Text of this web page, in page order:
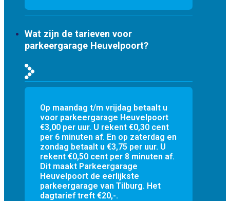
Wat zijn de tarieven voor
parkeergarage Heuvelpoort?
Op maandag t/m vrijdag betaalt u
voor parkeergarage Heuvelpoort
€3,00 per uur. U rekent €0,30 cent
per 6 minuten af. En op zaterdag en
zondag betaalt u €3,75 per uur. U
rekent €0,50 cent per 8 minuten af.
Dit maakt Parkeergarage
Heuvelpoort de eerlijkste
parkeergarage van Tilburg. Het
dagtarief treft €20,-.